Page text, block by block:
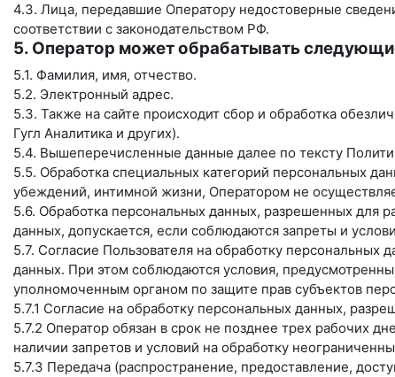
4.3. Лица, передавшие Оператору недостоверные
соответствии с законодательством РФ.
5. Оператор может обрабатывать
5.1. Фамилия, имя, отчество.
5.2. Электронный адрес.
5.3. Также на сайте происходит сбор и обработка
Гугл Аналитика и других).
5.4. Вышеперечисленные данные далее по тексту
5.5. Обработка специальных категорий персональных
убеждений, интимной жизни, Оператором не
5.6. Обработка персональных данных, разрешенных для
данных, допускается, если соблюдаются запреты и
5.7. Согласие Пользователя на обработку персональных
данных. При этом соблюдаются условия,
уполномоченным органом по защите прав субъектов
5.7.1 Согласие на обработку персональных данных,
5.7.2 Оператор обязан в срок не позднее трех рабочих
наличии запретов и условий на обработку
5.7.3 Передача (распространение, предоставление,